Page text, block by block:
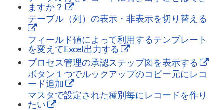
ますか？
テーブル（列）の表示・非表示を切り替える
フィールド値によって利用するテンプレート
を変えてExcel出力する
プロセス管理の承認ステップ図を表示する
ボタン１つでルックアップのコピー元にレコ
ード追加
マスタで設定された種別毎にレコードを作り
たい